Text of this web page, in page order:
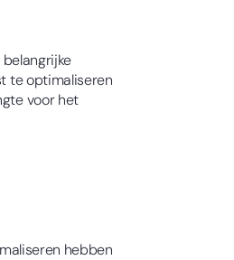
te optimaliseren
voor het
hebben